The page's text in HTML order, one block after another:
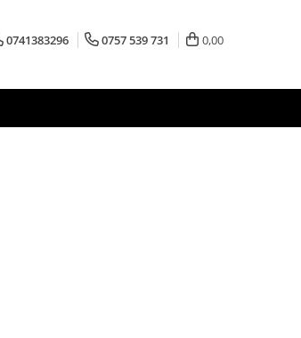
0741383296 0757 539 731 0,00